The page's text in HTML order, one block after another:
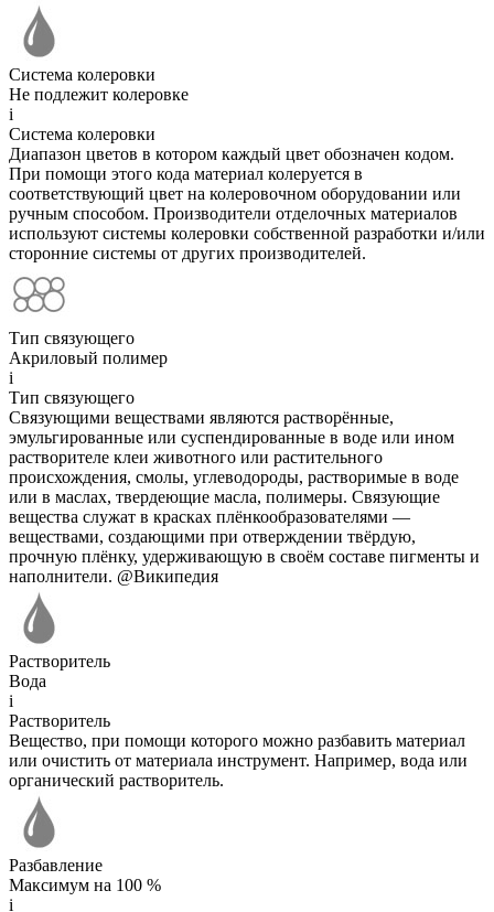
Система колеровки
Не подлежит колеровке
i
Система колеровки
Диапазон цветов в котором каждый цвет обозначен кодом.
При помощи этого кода материал колеруется в
соответствующий цвет на колеровочном оборудовании или
ручным способом. Производители отделочных материалов
используют системы колеровки собственной разработки и/или
сторонние системы от других производителей.
Тип связующего
Акриловый полимер
i
Тип связующего
Связующими веществами являются растворённые,
эмульгированные или суспендированные в воде или ином
растворителе клеи животного или растительного
происхождения, смолы, углеводороды, растворимые в воде
или в маслах, твердеющие масла, полимеры. Связующие
вещества служат в красках плёнкообразователями —
веществами, создающими при отверждении твёрдую,
прочную плёнку, удерживающую в своём составе пигменты и
наполнители. @Википедия
Растворитель
Вода
i
Растворитель
Вещество, при помощи которого можно разбавить материал
или очистить от материала инструмент. Например, вода или
органический растворитель.
Разбавление
Максимум на 100 %
i